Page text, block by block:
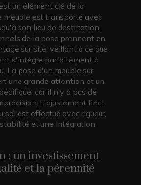
un élément clé de la
meuble est transporté avec
son lieu de destination.
de la pose prennent en
sur site, veillant à ce que
s'intègre parfaitement à
La pose d'un meuble sur
une grande attention et un
car il n'y a pas de
L'ajustement final
sol est effectué avec rigueur,
et une intégration
: un investissement
et la pérennité